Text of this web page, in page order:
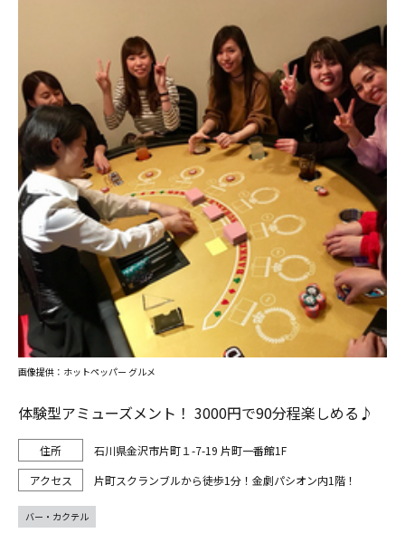
体験型アミューズメント！ 3000円で90分程楽しめる♪
石川県金沢市片町１-7-19 片町一番館1F
片町スクランブルから徒歩1分！金劇パシオン内1階！
画像提供：ホットペッパー グルメ
バー・カクテル